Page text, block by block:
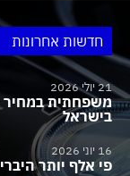
חדשות אחרונות
21 יולי 2026
בישראל
16 יוני 2026
פי אלף יותר